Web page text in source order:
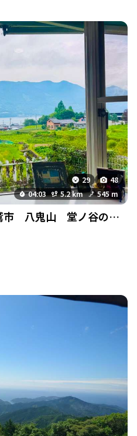
29
48
04:03
5.2 km 545 m
✨東海100山✨三重県尾鷲市 八鬼山 堂ノ谷の頭✨